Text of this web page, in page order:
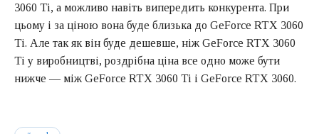
3060 Ti, а можливо навіть випередить конкурента. При
цьому і за ціною вона буде близька до GeForce RTX 3060
Ti. Але так як він буде дешевше, ніж GeForce RTX 3060
Ti у виробництві, роздрібна ціна все одно може бути
нижче — між GeForce RTX 3060 Ti і GeForce RTX 3060.